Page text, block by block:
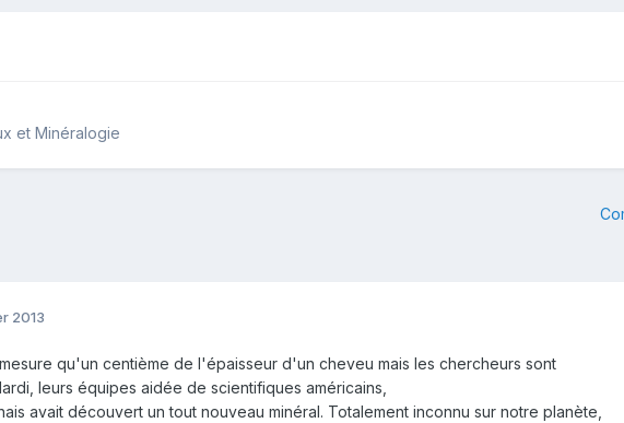
et Minéralogie
2013
qu'un centième de l'épaisseur d'un cheveu mais les chercheurs sont
leurs équipes aidée de scientifiques américains,
avait découvert un tout nouveau minéral. Totalement inconnu sur notre planète,